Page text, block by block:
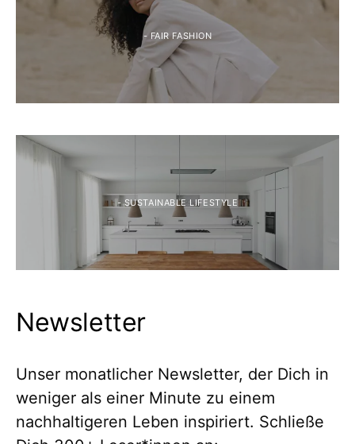
- FAIR FASHION
- SUSTAINABLE LIFESTYLE
Newsletter
Unser monatlicher Newsletter, der Dich in
weniger als einer Minute zu einem
nachhaltigeren Leben inspiriert. Schließe